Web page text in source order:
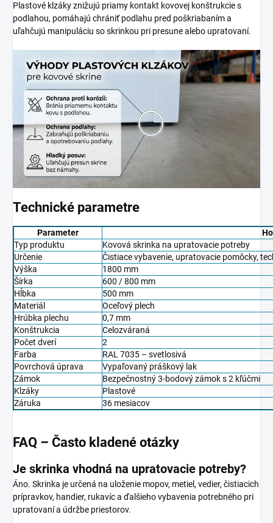
Plastové klzáky znižujú priamy kontakt kovovej konštrukcie s
podlahou, pomáhajú chrániť podlahu pred poškriabaním a
uľahčujú manipuláciu so skrinkou pri presune alebo upratovaní.
Technické parametre
Parameter
Typ produktu
Kovová skrinka na upratovacie potreby
Určenie
Čistiace vybavenie, upratovacie pomôcky,
Výška
1800 mm
Šírka
600 / 800 mm
Hĺbka
500 mm
Materiál
Oceľový plech
Hrúbka plechu
0,7 mm
Konštrukcia
Celozváraná
Počet dverí
2
Farba
RAL 7035 – svetlosivá
Povrchová úprava
Vypaľovaný práškový lak
Zámok
Bezpečnostný 3-bodový zámok s 2 kľúčmi
Klzáky
Plastové
Záruka
36 mesiacov
FAQ – Často kladené otázky
Je skrinka vhodná na upratovacie potreby?
Áno. Skrinka je určená na uloženie mopov, metiel, vedier, čistiacich
prípravkov, handier, rukavíc a ďalšieho vybavenia potrebného pri
upratovaní a údržbe priestorov.